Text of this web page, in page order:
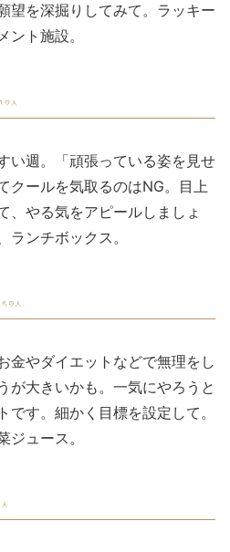
望を深掘りしてみて。ラッキー
ント施設。
い週。「頑張っている姿を見せ
クールを気取るのはNG。目上
、やる気をアピールしましょ
ランチボックス。
金やダイエットなどで無理をし
が大きいかも。一気にやろうと
す。細かく目標を設定して。
ジュース。